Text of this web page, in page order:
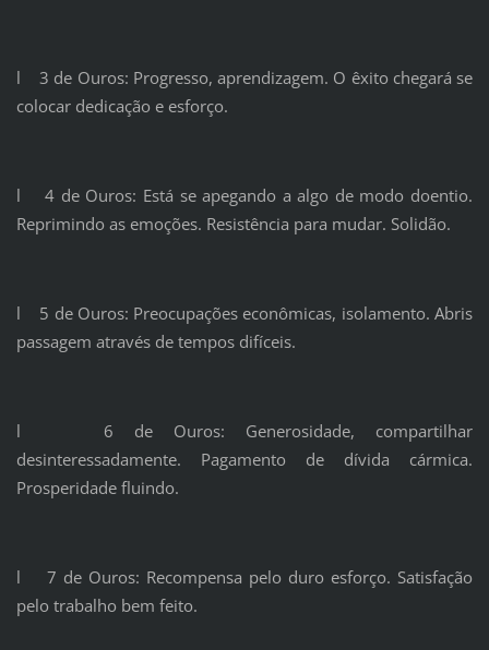
l 3 de Ouros: Progresso, aprendizagem. O êxito chegará se
colocar dedicação e esforço.
l 4 de Ouros: Está se apegando a algo de modo doentio.
Reprimindo as emoções. Resistência para mudar. Solidão.
l 5 de Ouros: Preocupações econômicas, isolamento. Abris
passagem através de tempos difíceis.
l 6 de Ouros: Generosidade, compartilhar
desinteressadamente. Pagamento de dívida cármica.
Prosperidade fluindo.
l 7 de Ouros: Recompensa pelo duro esforço. Satisfação
pelo trabalho bem feito.